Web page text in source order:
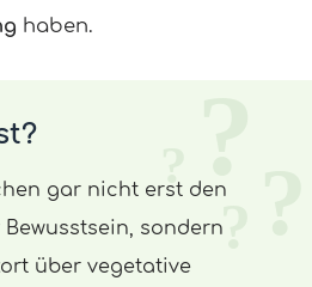
haben.
gar nicht erst den
sondern
über vegetative